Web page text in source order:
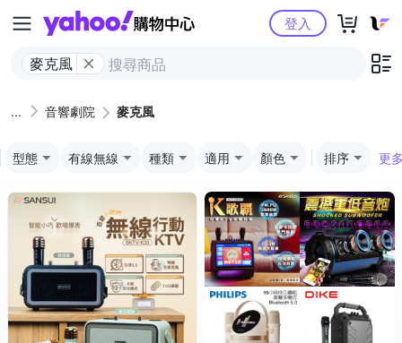
Yahoo購物中心
麥克風
登入
音響劇院 麥克風
型態 有線無線 種類 適用 顏色 排序 更